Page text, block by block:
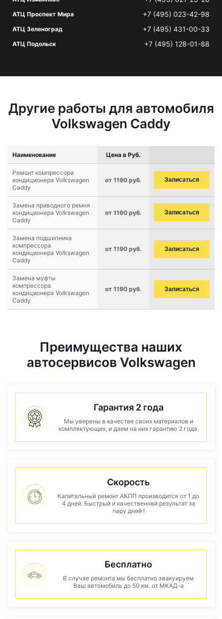
АТЦ Проспект Мира +7 (495) 023-42-98
АТЦ Зеленоград +7 (495) 431-00-33
АТЦ Подольск +7 (495) 128-01-88
Другие работы для автомобиля
Volkswagen Caddy
Наименование Цена в Руб.
Ремонт компрессора
кондиционера Volkswagen
Caddy
от 1190 руб. Записаться
Замена приводного ремня
кондиционера Volkswagen
Caddy
от 1190 руб. Записаться
Замена подшипника
компрессора
кондиционера Volkswagen
Caddy
от 1190 руб. Записаться
Замена муфты
компрессора
кондиционера Volkswagen
Caddy
от 1190 руб. Записаться
Преимущества наших
автосервисов Volkswagen
Гарантия 2 года
Мы уверены в качестве своих материалов и
комплектующих, и даем на них гарантию 2 года.
Скорость
Капитальный ремонт АКПП производится от 1 до
4 дней. Быстрый и качественнвй результат за
пару дней !
Бесплатно
В случае ремонта мы бесплатно эвакуируем
Ваш автомобиль до 50 км. от МКАД-а